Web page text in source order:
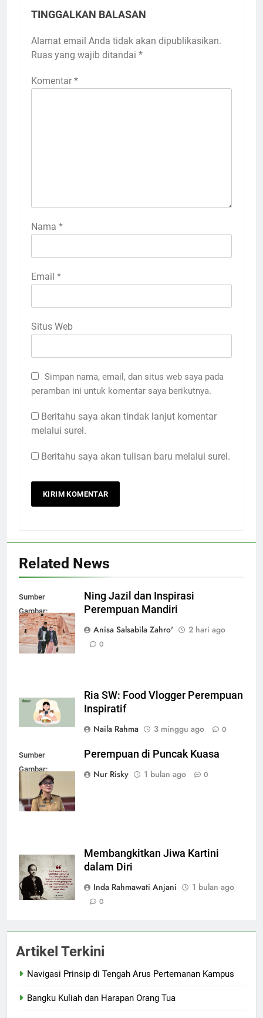
TINGGALKAN BALASAN
Alamat email Anda tidak akan dipublikasikan.
Ruas yang wajib ditandai *
Komentar *
Nama *
Email *
Situs Web
Simpan nama, email, dan situs web saya pada
peramban ini untuk komentar saya berikutnya.
Beritahu saya akan tindak lanjut komentar
melalui surel.
Beritahu saya akan tulisan baru melalui surel.
Related News
Sumber
Gambar:
radarkediri.jawapos.com
Ning Jazil dan Inspirasi
Perempuan Mandiri
Anisa Salsabila Zahro'
2 hari ago
0
Ria SW: Food Vlogger Perempuan
Inspiratif
Naila Rahma
3 minggu ago 0
Sumber
Gambar:
timesmalut.com
Perempuan di Puncak Kuasa
Nur Risky
1 bulan ago 0
Membangkitkan Jiwa Kartini
dalam Diri
Inda Rahmawati Anjani
1 bulan ago
0
Artikel Terkini
Navigasi Prinsip di Tengah Arus Pertemanan Kampus
Bangku Kuliah dan Harapan Orang Tua